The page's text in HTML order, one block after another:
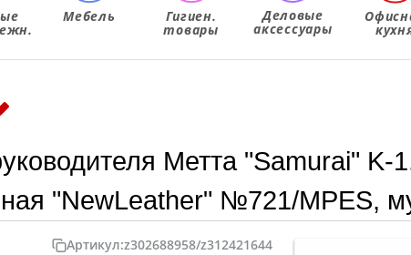
Мебель Гигиен.
товары
Деловые
аксессуары
Метта "Samurai" K-
"NewLeather" №721/MPES,
Артикул:z302688958/z312421644